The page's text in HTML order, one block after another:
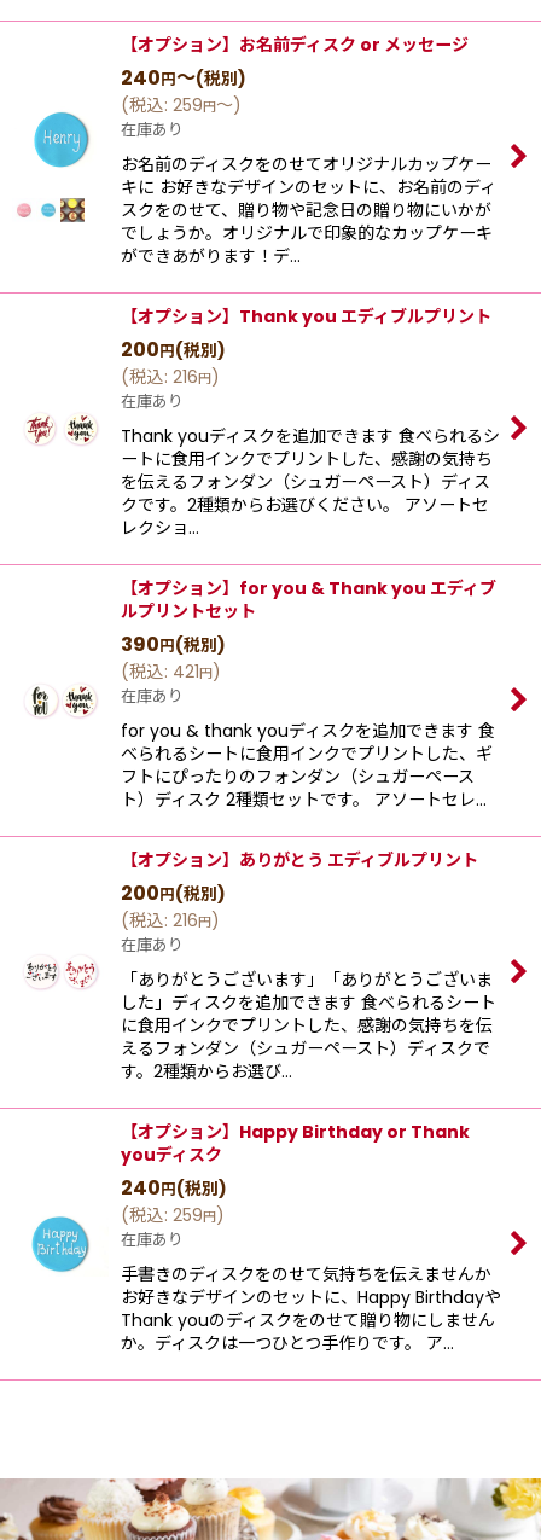
【オプション】お名前ディスク or メッセージ
240円～(税別)
(税込: 259円～)
在庫あり
お名前のディスクをのせてオリジナルカップケー
キに お好きなデザインのセットに、お名前のディ
スクをのせて、贈り物や記念日の贈り物にいかが
でしょうか。オリジナルで印象的なカップケーキ
ができあがります！デ…
【オプション】Thank you エディブルプリント
200円(税別)
(税込: 216円)
在庫あり
Thank youディスクを追加できます 食べられるシ
ートに食用インクでプリントした、感謝の気持ち
を伝えるフォンダン（シュガーペースト）ディス
クです。2種類からお選びください。 アソートセ
レクショ…
【オプション】for you & Thank you エディブ
ルプリントセット
390円(税別)
(税込: 421円)
在庫あり
for you & thank youディスクを追加できます 食
べられるシートに食用インクでプリントした、ギ
フトにぴったりのフォンダン（シュガーペース
ト）ディスク 2種類セットです。 アソートセレ…
【オプション】ありがとう エディブルプリント
200円(税別)
(税込: 216円)
在庫あり
「ありがとうございます」「ありがとうございま
した」ディスクを追加できます 食べられるシート
に食用インクでプリントした、感謝の気持ちを伝
えるフォンダン（シュガーペースト）ディスクで
す。2種類からお選び…
【オプション】Happy Birthday or Thank
youディスク
240円(税別)
(税込: 259円)
在庫あり
手書きのディスクをのせて気持ちを伝えませんか
お好きなデザインのセットに、Happy Birthdayや
Thank youのディスクをのせて贈り物にしません
か。ディスクは一つひとつ手作りです。 ア…